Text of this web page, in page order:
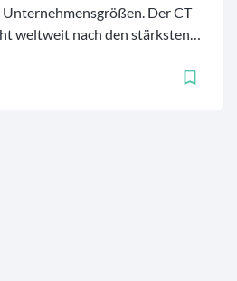
Unternehmensgrößen. Der CT
weltweit nach den stärksten